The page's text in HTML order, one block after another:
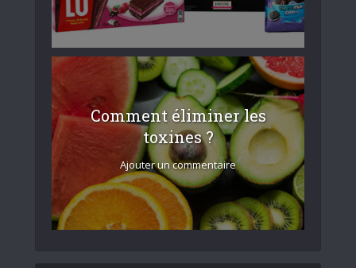
Comment éliminer les
toxines ?
Ajouter un commentaire